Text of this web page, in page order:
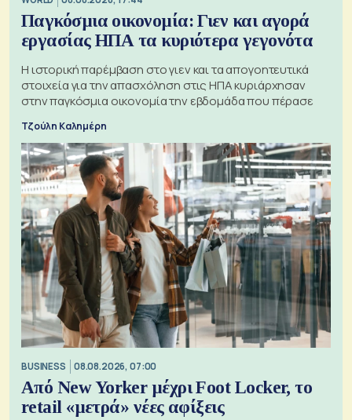
Παγκόσμια οικονομία: Γιεν και αγορά
εργασίας ΗΠΑ τα κυριότερα γεγονότα
Η ιστορική παρέμβαση στο γιεν και τα απογοητευτικά
στοιχεία για την απασχόληση στις ΗΠΑ κυριάρχησαν
στην παγκόσμια οικονομία την εβδομάδα που πέρασε
Τζούλη Καλημέρη
BUSINESS 08.08.2026, 07:00
Από New Yorker μέχρι Foot Locker, το
retail «μετρά» νέες αφίξεις